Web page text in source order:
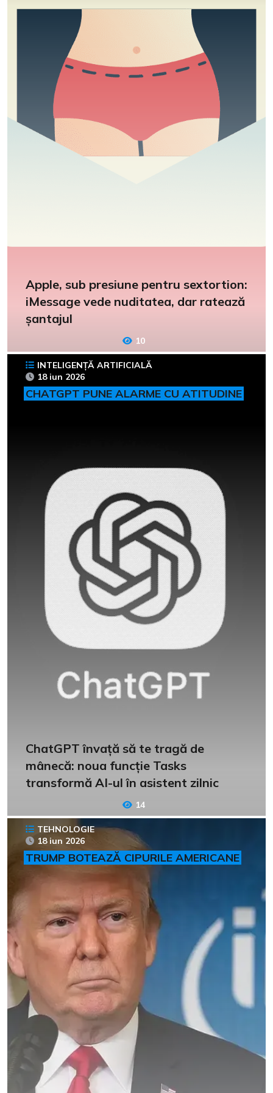
Apple, sub presiune pentru sextortion:
iMessage vede nuditatea, dar ratează
șantajul
10
INTELIGENȚĂ ARTIFICIALĂ
18 iun 2026
CHATGPT PUNE ALARME CU ATITUDINE
ChatGPT învață să te tragă de
mânecă: noua funcție Tasks
transformă AI-ul în asistent zilnic
14
TEHNOLOGIE
18 iun 2026
TRUMP BOTEAZĂ CIPURILE AMERICANE